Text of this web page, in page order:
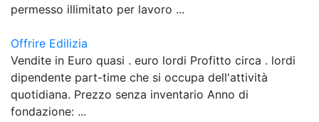
permesso illimitato per lavoro ...
Offrire Edilizia
Vendite in Euro quasi . euro lordi Profitto circa . lordi
dipendente part-time che si occupa dell'attività
quotidiana. Prezzo senza inventario Anno di
fondazione: ...